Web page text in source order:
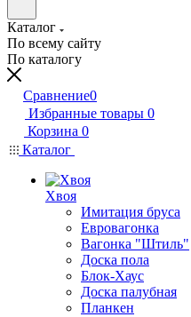
Каталог
По всему сайту
По каталогу
Сравнение0
Избранные товары 0
Корзина 0
Каталог
Хвоя
Имитация бруса
Евровагонка
Вагонка "Штиль"
Доска пола
Блок-Хаус
Доска палубная
Планкен